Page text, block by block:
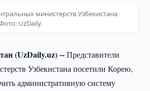
министерств Узбекистана
UzDaily.
(UzDaily.uz) --Представители
Узбекистана посетили Корею,
административную систему